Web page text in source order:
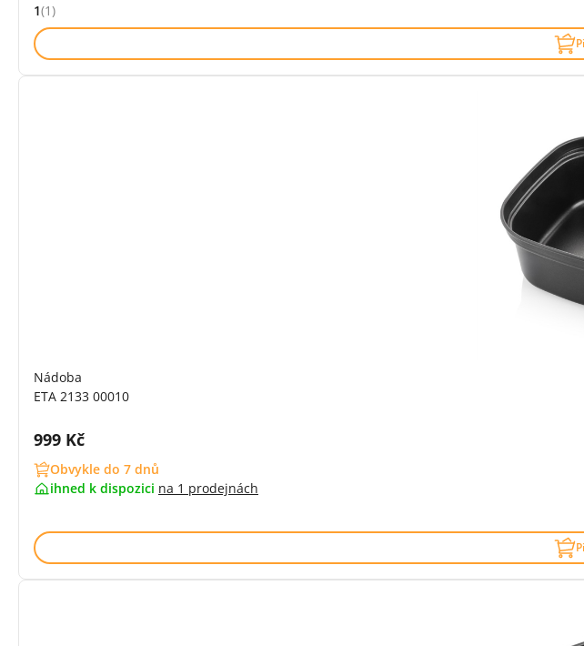
Hodnocení: 1 z 5 (1 recenzí)
1(1)
Nádoba
ETA 2133 00010
Cena s DPH:
999 Kč
Obvykle do 7 dnů
ihned k dispozici na 1 prodejnách